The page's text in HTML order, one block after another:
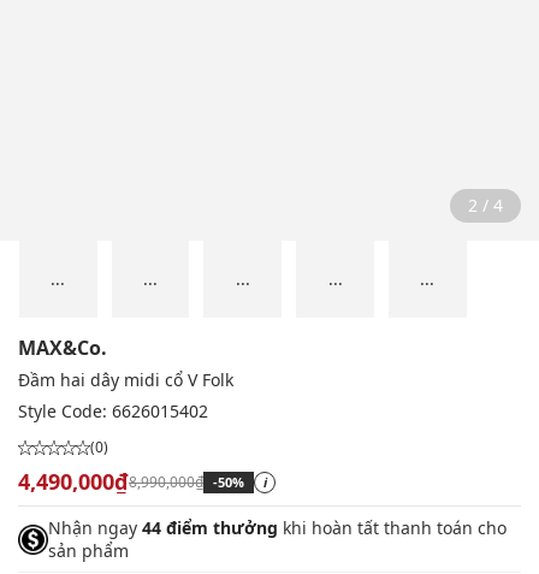
2 / 4
... ... ... ... ...
MAX&Co.
Đầm hai dây midi cổ V Folk
Style Code: 6626015402
(0)
4,490,000₫8,990,000₫ -50% i
Nhận ngay 44 điểm thưởng khi hoàn tất thanh toán cho
sản phẩm